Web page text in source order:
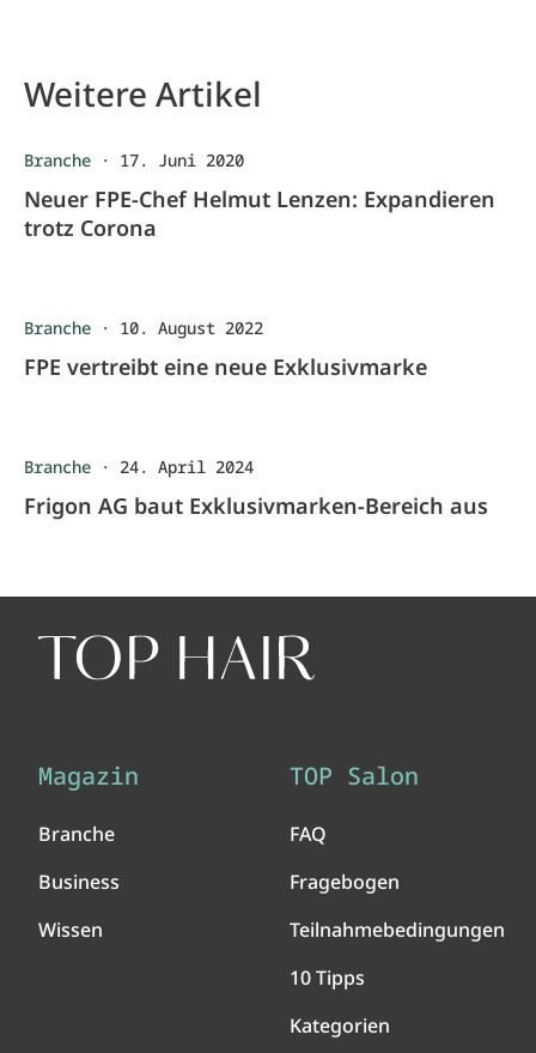
Weitere Artikel
Branche · 17. Juni 2020
Neuer FPE-Chef Helmut Lenzen: Expandieren
trotz Corona
Branche · 10. August 2022
FPE vertreibt eine neue Exklusivmarke
Branche · 24. April 2024
Frigon AG baut Exklusivmarken-Bereich aus
Magazin
Branche
Business
Wissen
TOP Salon
FAQ
Fragebogen
Teilnahmebedingungen
10 Tipps
Kategorien